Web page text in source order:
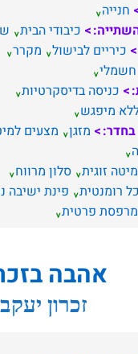
חנייה
כיבודי הבית
כיריים לבישול מקרר
חשמלי
כניסה בדיסקרטיות
מיפגש
בחדר:
מזגן מצעים
מיטה זוגית סלון מרווח
רומנטית פינת ישיבה
מרפסת פרטית
אהבה
זכרון יעקב